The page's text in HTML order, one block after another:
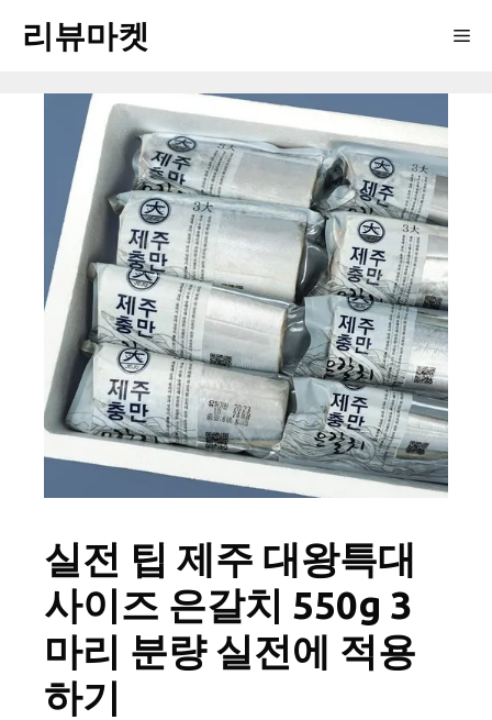
리뷰마켓
실전 팁 제주 대왕특대
사이즈 은갈치 550g 3
마리 분량 실전에 적용
하기